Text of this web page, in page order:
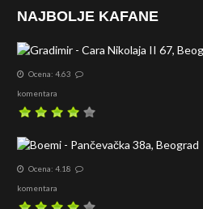
NAJBOLJE KAFANE
Ocena: 4.63
komentara
Ocena: 4.18
komentara